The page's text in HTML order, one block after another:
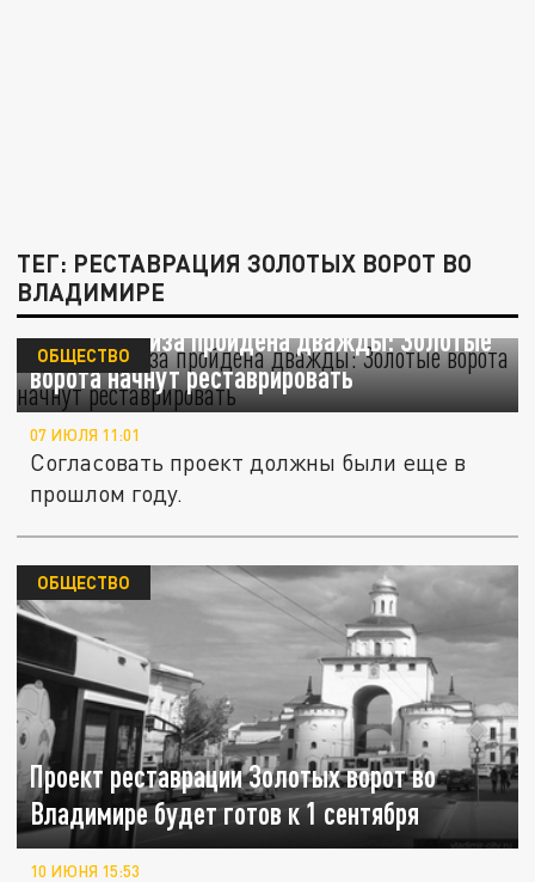
ТЕГ: РЕСТАВРАЦИЯ ЗОЛОТЫХ ВОРОТ ВО
ВЛАДИМИРЕ
Госэкспертиза пройдена дважды: Золотые
ворота начнут реставрировать
ОБЩЕСТВО
07 ИЮЛЯ 11:01
Согласовать проект должны были еще в
прошлом году.
Проект реставрации Золотых ворот во
Владимире будет готов к 1 сентября
ОБЩЕСТВО
10 ИЮНЯ 15:53